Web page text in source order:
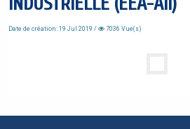
Date de création: 19 Jul 2019 / 7036 Vue(s)